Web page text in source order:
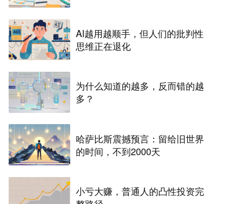
AI越用越顺手，但人们的批判性
思维正在退化
为什么知道的越多，反而错的越
多？
哈萨比斯震撼预言：留给旧世界
的时间，不到2000天
小亏大赚，普通人的凸性投资完